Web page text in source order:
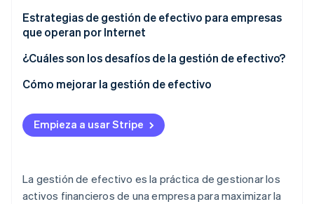
Descubre cómo Stripe construye la infraestructura
Mirar ahora
Actividades de inversión
Financiación de actividades
Ejemplo 1: Comercio minorista
Ejemplo 2: Fabricación
Ejemplo 3: Servicios profesionales
Ejemplo 4: Tecnología
Ejemplo 5: Organizaciones sin fines de lucro
Estrategias de gestión de efectivo para empresas
que operan por Internet
¿Cuáles son los desafíos de la gestión de efectivo?
Cómo mejorar la gestión de efectivo
Refina las cuentas por cobrar
Gestiona las cuentas por pagar
Reduce gastos
Empieza a usar Stripe
La gestión de efectivo es la práctica de gestionar los
activos financieros de una empresa para maximizar la